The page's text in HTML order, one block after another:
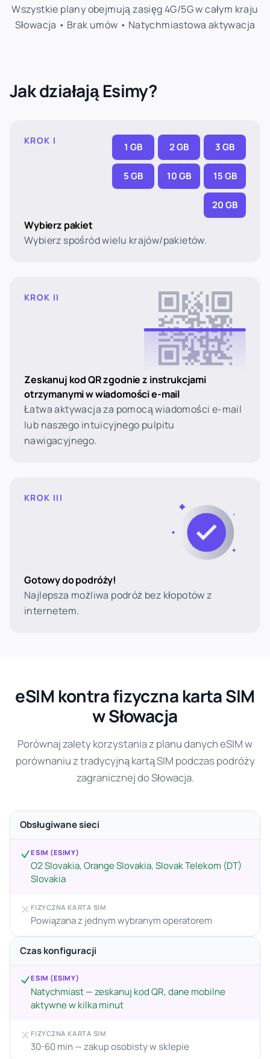
Wszystkie plany obejmują zasięg 4G/5G w całym kraju
Słowacja • Brak umów • Natychmiastowa aktywacja
Jak działają Esimy?
KROK I
1 GB 2 GB 3 GB
5 GB 10 GB 15 GB
20 GB
Wybierz pakiet
Wybierz spośród wielu krajów/pakietów.
KROK II
Zeskanuj kod QR zgodnie z instrukcjami
otrzymanymi w wiadomości e-mail
Łatwa aktywacja za pomocą wiadomości e-mail
lub naszego intuicyjnego pulpitu
nawigacyjnego.
KROK III
Gotowy do podróży!
Najlepsza możliwa podróż bez kłopotów z
internetem.
eSIM kontra fizyczna karta SIM
w Słowacja
Porównaj zalety korzystania z planu danych eSIM w
porównaniu z tradycyjną kartą SIM podczas podróży
zagranicznej do Słowacja.
Obsługiwane sieci
ESIM (ESIMY)
O2 Slovakia, Orange Slovakia, Slovak Telekom (DT)
Slovakia
FIZYCZNA KARTA SIM
Powiązana z jednym wybranym operatorem
Czas konfiguracji
ESIM (ESIMY)
Natychmiast — zeskanuj kod QR, dane mobilne
aktywne w kilka minut
FIZYCZNA KARTA SIM
30-60 min — zakup osobisty w sklepie